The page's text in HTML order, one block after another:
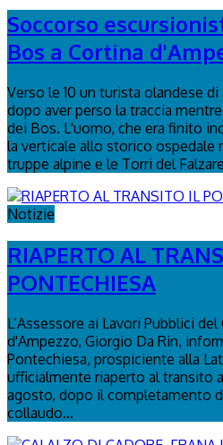
Soccorso
Bos a Cortina
Verso le 10 un turista olandese
dopo aver perso la traccia
dei Bos. L'uomo, che era finito
la verticale allo storico ospedale
truppe alpine e le Torri del
Notizie
RIAPERTO AL
PONTECHIESA
L’Assessore ai Lavori Pubblici
d'Ampezzo, Giorgio Da Rin,
Pontechiesa, prospiciente alla
ufficialmente riaperto al transito
agosto, dopo il completamento
collaudo...